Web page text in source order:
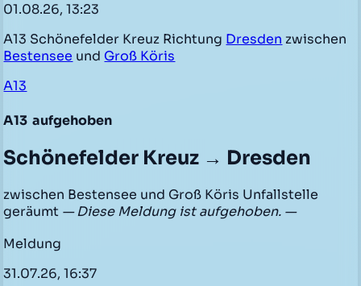
01.08.26, 13:23
A13 Schönefelder Kreuz Richtung Dresden zwischen
Bestensee und Groß Köris
A13
A13 aufgehoben
Schönefelder Kreuz → Dresden
zwischen Bestensee und Groß Köris Unfallstelle
geräumt — Diese Meldung ist aufgehoben. —
Meldung
31.07.26, 16:37